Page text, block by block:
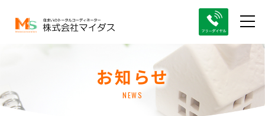
お知らせ
NEWS